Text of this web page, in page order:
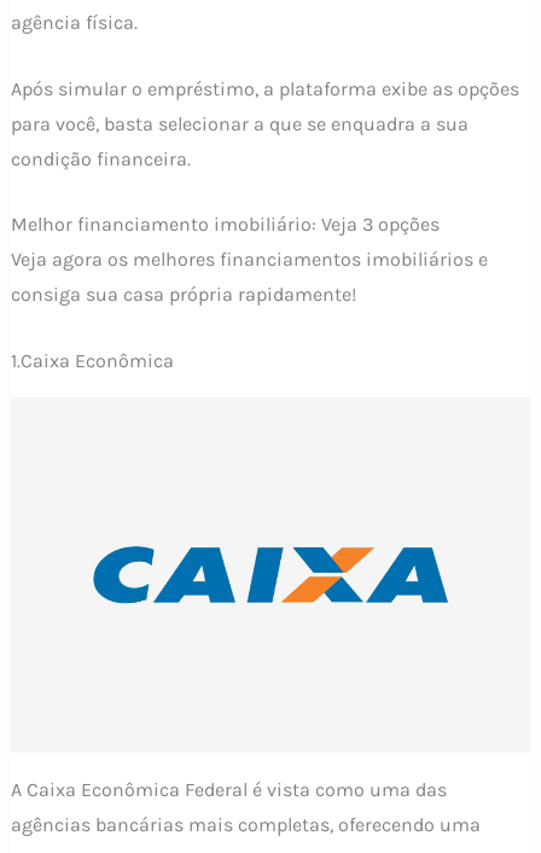
agência física.
Após simular o empréstimo, a plataforma exibe as opções
para você, basta selecionar a que se enquadra a sua
condição financeira.
Melhor financiamento imobiliário: Veja 3 opções
Veja agora os melhores financiamentos imobiliários e
consiga sua casa própria rapidamente!
1.Caixa Econômica
A Caixa Econômica Federal é vista como uma das
agências bancárias mais completas, oferecendo uma